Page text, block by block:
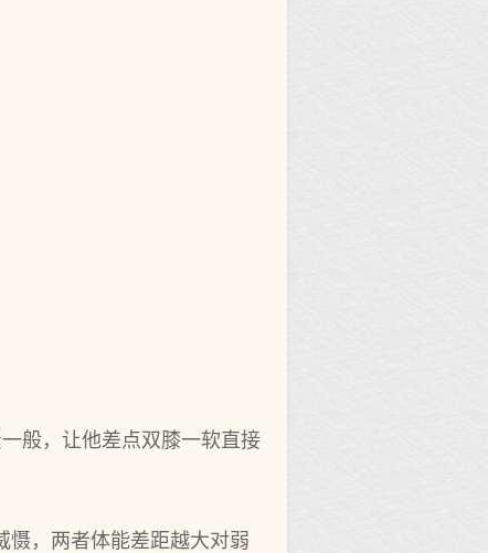
般，让他差点双膝一软直接
慑，两者体能差距越大对弱